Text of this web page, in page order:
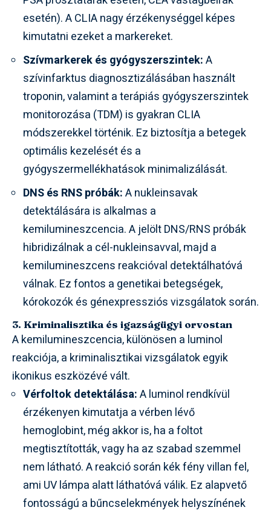
esetén). A CLIA nagy érzékenységgel képes
kimutatni ezeket a markereket.
Szívmarkerek és gyógyszerszintek:A
szívinfarktus diagnosztizálásában használt
troponin, valamint a terápiás gyógyszerszintek
monitorozása (TDM) is gyakran CLIA
módszerekkel történik. Ez biztosítja a betegek
optimális kezelését és a
gyógyszermellékhatások minimalizálását.
DNS és RNS próbák:A nukleinsavak
detektálására is alkalmas a
kemilumineszcencia. A jelölt DNS/RNS próbák
hibridizálnak a cél-nukleinsavval, majd a
kemilumineszcens reakcióval detektálhatóvá
válnak. Ez fontos a genetikai betegségek,
kórokozók és génexpressziós vizsgálatok során.
3. Kriminalisztika és igazságügyi orvostan
A kemilumineszcencia, különösen a luminol
reakciója, a kriminalisztikai vizsgálatok egyik
ikonikus eszközévé vált.
Vérfoltok detektálása:A luminol rendkívül
érzékenyen kimutatja a vérben lévő
hemoglobint, még akkor is, ha a foltot
megtisztították, vagy ha az szabad szemmel
nem látható. A reakció során kék fény villan fel,
ami UV lámpa alatt láthatóvá válik. Ez alapvető
fontosságú a bűncselekmények helyszínének